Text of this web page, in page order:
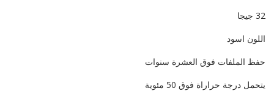
32 جيجا
اللون اسود
حفظ الملفات فوق العشرة سنوات
يتحمل درجة حراراة فوق 50 مئوية